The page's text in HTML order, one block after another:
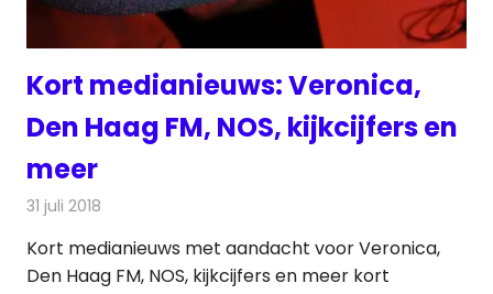
Kort medianieuws: Veronica,
Den Haag FM, NOS, kijkcijfers en
meer
31 juli 2018
Kort medianieuws met aandacht voor Veronica,
Den Haag FM, NOS, kijkcijfers en meer kort